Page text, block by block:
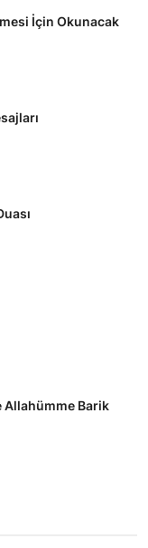
İçin Okunacak
Allahümme Barik